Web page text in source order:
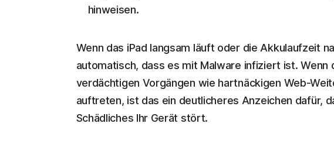
hinweisen.
Wenn das iPad langsam läuft oder die Akkulaufzeit
automatisch, dass es mit Malware infiziert ist.
verdächtigen Vorgängen wie hartnäckigen Web-
auftreten, ist das ein deutlicheres Anzeichen dafür,
Schädliches Ihr Gerät stört.